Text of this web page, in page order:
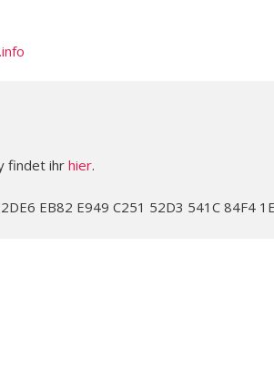
findet ihr hier.
EB82 E949 C251 52D3 541C 84F4